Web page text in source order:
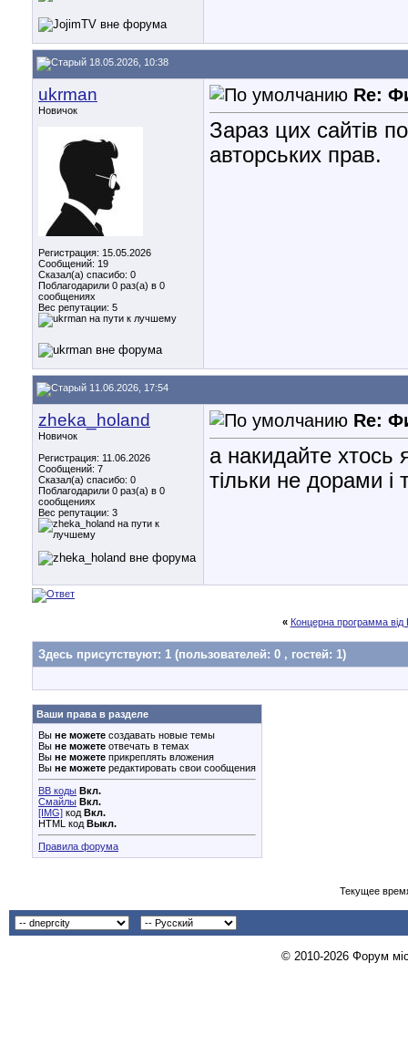
18.05.2026, 10:38
ukrman
Новичок
Регистрация: 15.05.2026
Сообщений: 19
Сказал(а) спасибо: 0
Поблагодарили 0 раз(а) в 0
сообщениях
Вес репутации: 5
Re:
Зараз цих сайтів
авторських прав.
11.06.2026, 17:54
zheka_holand
Новичок
Регистрация: 11.06.2026
Сообщений: 7
Сказал(а) спасибо: 0
Поблагодарили 0 раз(а) в 0
сообщениях
Вес репутации: 3
Re:
а накидайте хтось
тільки не дорами і
« Концерна программа
Здесь присутствуют: 1 (пользователей: 0 , гостей: 1)
Ваши права в разделе
Вы не можете создавать новые темы
Вы не можете отвечать в темах
Вы не можете прикреплять вложения
Вы не можете редактировать свои сообщения
BB коды Вкл.
Смайлы Вкл.
[IMG] код Вкл.
HTML код Выкл.
Правила форума
Текущее
© 2010-2026 Форум